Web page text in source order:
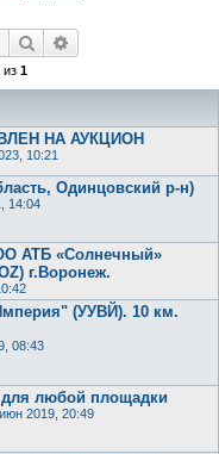
Поиск
из 1
НА АУКЦИОН
10:21
Одинцовский р-н)
14:04
АТБ «Солнечный»
г.Воронеж.
(УУВЙ). 10 км.
08:43
для любой площадки
2019, 20:49